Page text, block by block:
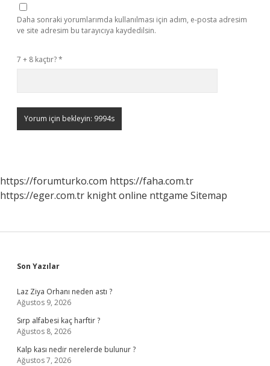
Daha sonraki yorumlarımda kullanılması için adım, e-posta adresim
ve site adresim bu tarayıcıya kaydedilsin.
7 + 8 kaçtır?*
https://forumturko.com https://faha.com.tr
https://eger.com.tr knight online nttgame Sitemap
Sidebar
Son Yazılar
Laz Ziya Orhanı neden astı ?
Ağustos 9, 2026
Sırp alfabesi kaç harftir ?
Ağustos 8, 2026
Kalp kası nedir nerelerde bulunur ?
Ağustos 7, 2026